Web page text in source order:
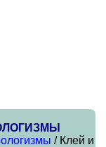
/ Клей и